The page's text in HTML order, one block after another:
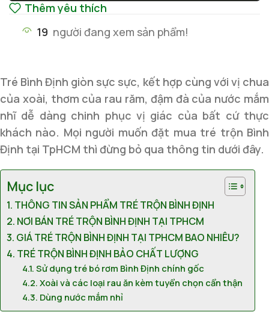
Thêm yêu thích
19 người đang xem sản phẩm!
Tré Bình Định giòn sực sực, kết hợp cùng với vị chua
của xoài, thơm của rau răm, đậm đà của nước mắm
nhĩ dễ dàng chinh phục vị giác của bất cứ thực
khách nào. Mọi người muốn đặt mua tré trộn Bình
Định tại TpHCM thì đừng bỏ qua thông tin dưới đây.
Mục lục
THÔNG TIN SẢN PHẨM TRÉ TRỘN BÌNH ĐỊNH
NƠI BÁN TRÉ TRỘN BÌNH ĐỊNH TẠI TPHCM
GIÁ TRÉ TRỘN BÌNH ĐỊNH TẠI TPHCM BAO NHIÊU?
TRÉ TRỘN BÌNH ĐỊNH BẢO CHẤT LƯỢNG
Sử dụng tré bó rơm Bình Định chính gốc
Xoài và các loại rau ăn kèm tuyển chọn cẩn thận
Dùng nước mắm nhỉ